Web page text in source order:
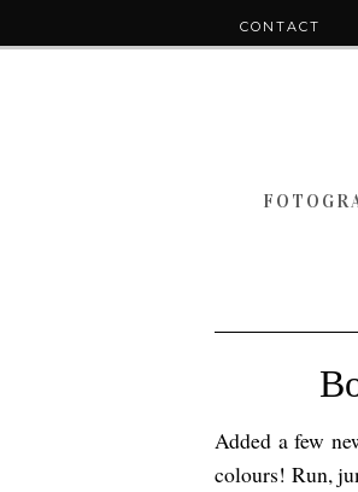
Added a few
colours! Run,
CONTACT